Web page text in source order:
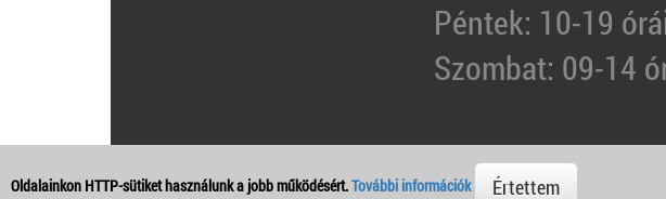
Péntek: 10-19
Szombat: 09-14
Oldalainkon HTTP-sütiket használunk a jobb működésért.További információk Értettem